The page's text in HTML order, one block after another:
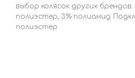
выбор колясок других
полиэстер, 3% полиамид
полиэстер